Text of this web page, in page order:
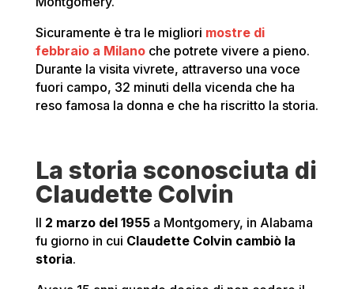
Sicuramente è tra le migliori mostre di
febbraio a Milanoche potrete vivere a pieno.
Durante la visita vivrete, attraverso una voce
fuori campo, 32 minuti della vicenda che ha
reso famosa la donna e che ha riscritto la storia.
La storia sconosciuta di
Claudette Colvin
Il 2 marzo del 1955a Montgomery, in Alabama
fu giorno in cui Claudette Colvin cambiò la
storia.